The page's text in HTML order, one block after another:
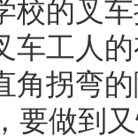
校的叉
工人的
角拐弯
要做到